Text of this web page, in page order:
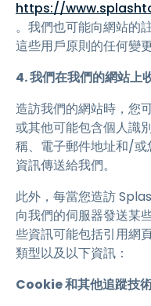
https://
。我們也可能向網站的
這些用戶原則的任何變更
4. 我們在我們的網站上
造訪我們的網站時，您
或其他可能包含個人識
稱、電子郵件地址和/
資訊傳送給我們。
此外，每當您造訪
向我們的伺服器發送某
些資訊可能包括引用網
類型以及以下資訊：
Cookie 和其他追蹤技術